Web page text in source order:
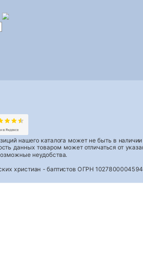
нашего каталога может не быть в наличии
данных товаром может отличаться от
неудобства.
христиан - баптистов ОГРН